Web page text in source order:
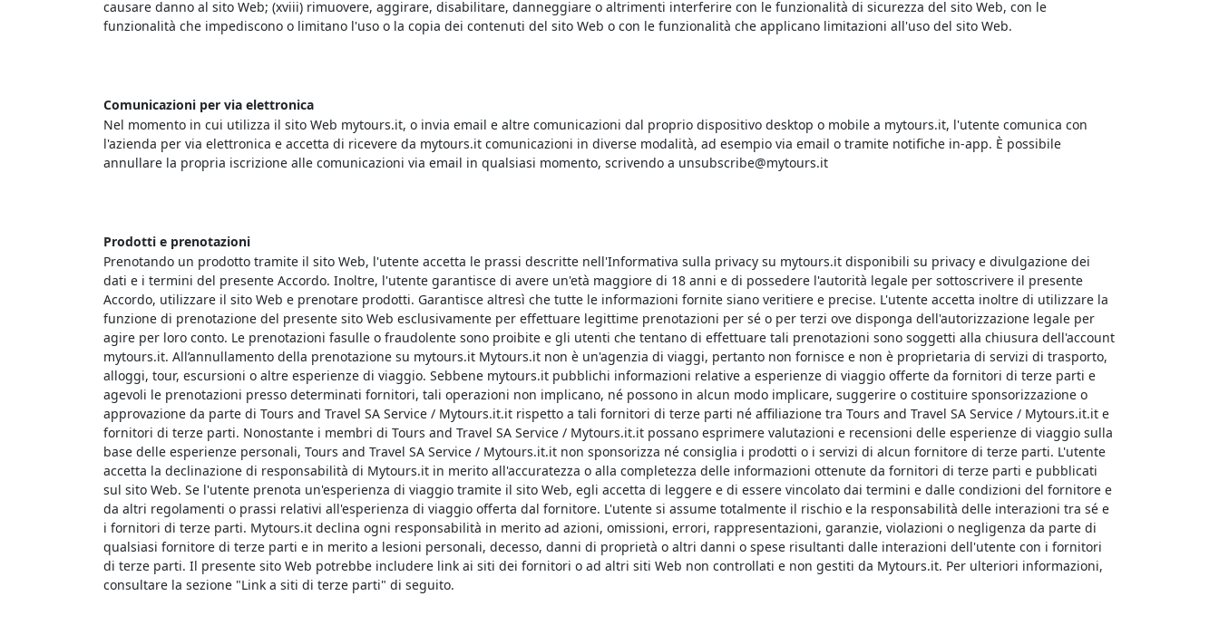
causare danno al sito Web; (xviii) rimuovere, aggirare, disabilitare, danneggiare o altrimenti interferire con le funzionalità di sicurezza del sito Web, con le
funzionalità che impediscono o limitano l'uso o la copia dei contenuti del sito Web o con le funzionalità che applicano limitazioni all'uso del sito Web.
Comunicazioni per via elettronica
Nel momento in cui utilizza il sito Web mytours.it, o invia email e altre comunicazioni dal proprio dispositivo desktop o mobile a mytours.it, l'utente comunica con
l'azienda per via elettronica e accetta di ricevere da mytours.it comunicazioni in diverse modalità, ad esempio via email o tramite notifiche in-app. È possibile
annullare la propria iscrizione alle comunicazioni via email in qualsiasi momento, scrivendo a unsubscribe@mytours.it
Prodotti e prenotazioni
Prenotando un prodotto tramite il sito Web, l'utente accetta le prassi descritte nell'Informativa sulla privacy su mytours.it disponibili su privacy e divulgazione dei
dati e i termini del presente Accordo. Inoltre, l'utente garantisce di avere un'età maggiore di 18 anni e di possedere l'autorità legale per sottoscrivere il presente
Accordo, utilizzare il sito Web e prenotare prodotti. Garantisce altresì che tutte le informazioni fornite siano veritiere e precise. L'utente accetta inoltre di utilizzare la
funzione di prenotazione del presente sito Web esclusivamente per effettuare legittime prenotazioni per sé o per terzi ove disponga dell'autorizzazione legale per
agire per loro conto. Le prenotazioni fasulle o fraudolente sono proibite e gli utenti che tentano di effettuare tali prenotazioni sono soggetti alla chiusura dell'account
mytours.it. All’annullamento della prenotazione su mytours.it Mytours.it non è un'agenzia di viaggi, pertanto non fornisce e non è proprietaria di servizi di trasporto,
alloggi, tour, escursioni o altre esperienze di viaggio. Sebbene mytours.it pubblichi informazioni relative a esperienze di viaggio offerte da fornitori di terze parti e
agevoli le prenotazioni presso determinati fornitori, tali operazioni non implicano, né possono in alcun modo implicare, suggerire o costituire sponsorizzazione o
approvazione da parte di Tours and Travel SA Service / Mytours.it.it rispetto a tali fornitori di terze parti né affiliazione tra Tours and Travel SA Service / Mytours.it.it e
fornitori di terze parti. Nonostante i membri di Tours and Travel SA Service / Mytours.it.it possano esprimere valutazioni e recensioni delle esperienze di viaggio sulla
base delle esperienze personali, Tours and Travel SA Service / Mytours.it.it non sponsorizza né consiglia i prodotti o i servizi di alcun fornitore di terze parti. L'utente
accetta la declinazione di responsabilità di Mytours.it in merito all'accuratezza o alla completezza delle informazioni ottenute da fornitori di terze parti e pubblicati
sul sito Web. Se l'utente prenota un'esperienza di viaggio tramite il sito Web, egli accetta di leggere e di essere vincolato dai termini e dalle condizioni del fornitore e
da altri regolamenti o prassi relativi all'esperienza di viaggio offerta dal fornitore. L'utente si assume totalmente il rischio e la responsabilità delle interazioni tra sé e
i fornitori di terze parti. Mytours.it declina ogni responsabilità in merito ad azioni, omissioni, errori, rappresentazioni, garanzie, violazioni o negligenza da parte di
qualsiasi fornitore di terze parti e in merito a lesioni personali, decesso, danni di proprietà o altri danni o spese risultanti dalle interazioni dell'utente con i fornitori
di terze parti. Il presente sito Web potrebbe includere link ai siti dei fornitori o ad altri siti Web non controllati e non gestiti da Mytours.it. Per ulteriori informazioni,
consultare la sezione "Link a siti di terze parti" di seguito.